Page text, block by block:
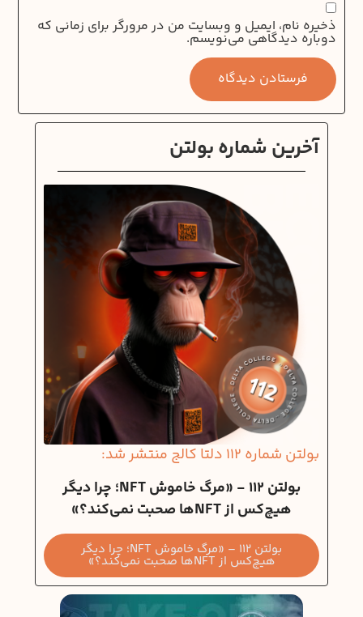
ذخیره نام، ایمیل و وبسایت من در مرورگر برای زمانی که
دوباره دیدگاهی می‌نویسم.
آخرین شماره بولتن
بولتن شماره 112 دلتا کالج منتشر شد:
بولتن 112 - «مرگ خاموش NFT؛ چرا دیگر
هیچ‌کس از NFTها صحبت نمی‌کند؟»
بولتن 112 – «مرگ خاموش NFT؛ چرا دیگر
هیچ‌کس از NFTها صحبت نمی‌کند؟»